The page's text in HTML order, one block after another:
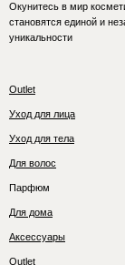
Outlet
Окунитесь в мир
становятся единой и
уникальности
Уход для лица
Уход для тела
Для волос
Парфюм
Для дома
Аксессуары
Outlet